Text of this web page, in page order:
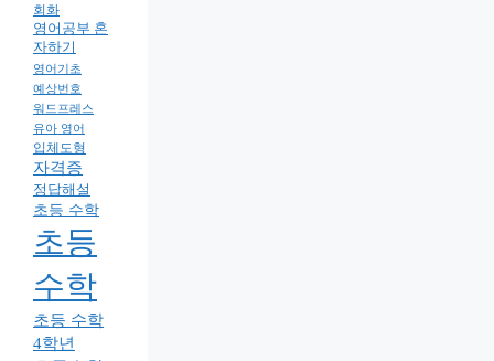
회화
영어공부 혼
자하기
영어기초
예상번호
워드프레스
유아 영어
입체도형
자격증
정답해설
초등 수학
초등
수학
초등 수학
4학년